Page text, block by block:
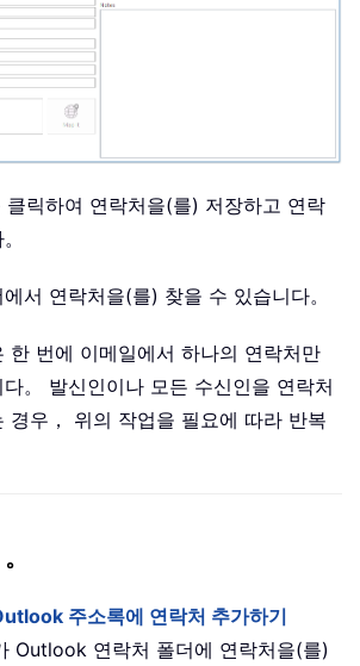
클릭하여 연락처을(를) 저장하고 연락
서 연락처을(를) 찾을 수 있습니다。
한 번에 이메일에서 하나의 연락처만
。 발신인이나 모든 수신인을 연락처
경우， 위의 작업을 필요에 따라 반복
주소록에 연락처 추가하기
Outlook 연락처 폴더에 연락처을(를)